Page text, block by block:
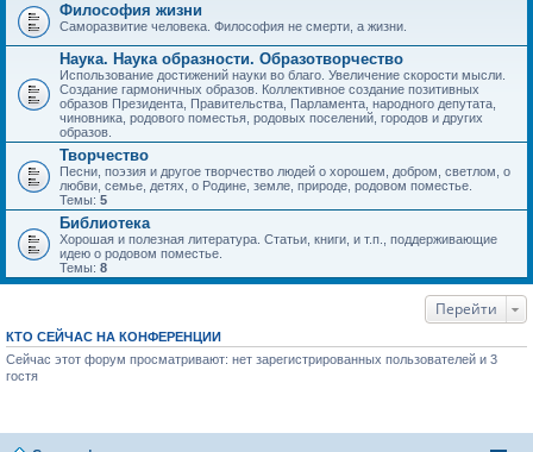
Философия жизни
Саморазвитие человека. Философия не смерти, а жизни.
Наука. Наука образности. Образотворчество
Использование достижений науки во благо. Увеличение скорости мысли.
Создание гармоничных образов. Коллективное создание позитивных
образов Президента, Правительства, Парламента, народного депутата,
чиновника, родового поместья, родовых поселений, городов и других
образов.
Творчество
Песни, поэзия и другое творчество людей о хорошем, добром, светлом, о
любви, семье, детях, о Родине, земле, природе, родовом поместье.
Темы: 5
Библиотека
Хорошая и полезная литература. Статьи, книги, и т.п., поддерживающие
идею о родовом поместье.
Темы: 8
Перейти
КТО СЕЙЧАС НА КОНФЕРЕНЦИИ
Сейчас этот форум просматривают: нет зарегистрированных пользователей и 3
гостя